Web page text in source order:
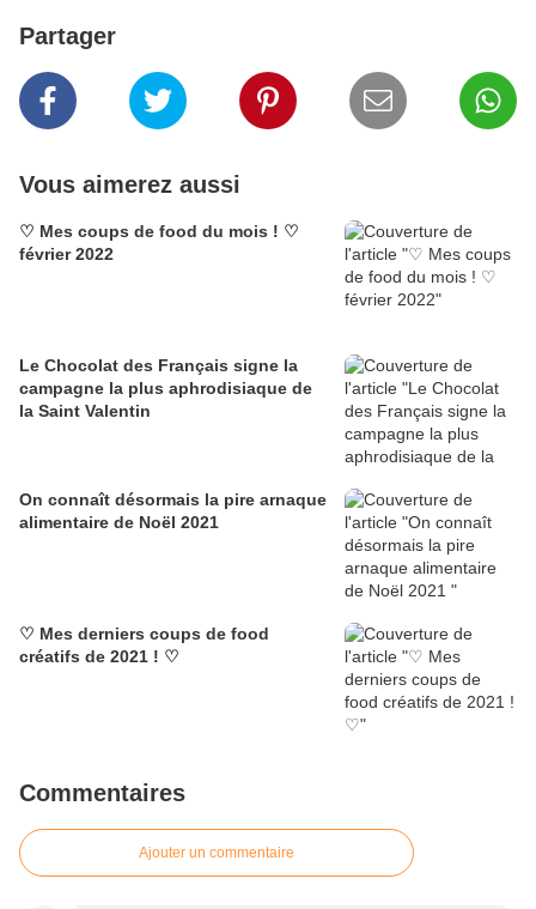
Partager
Vous aimerez aussi
♡ Mes coups de food du mois ! ♡
février 2022
Le Chocolat des Français signe la
campagne la plus aphrodisiaque de
la Saint Valentin
On connaît désormais la pire arnaque
alimentaire de Noël 2021
♡ Mes derniers coups de food
créatifs de 2021 ! ♡
Commentaires
Ajouter un commentaire